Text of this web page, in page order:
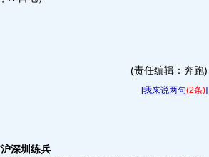
(责任编辑：奔跑)
[我来说两句(2条)]
深圳练兵